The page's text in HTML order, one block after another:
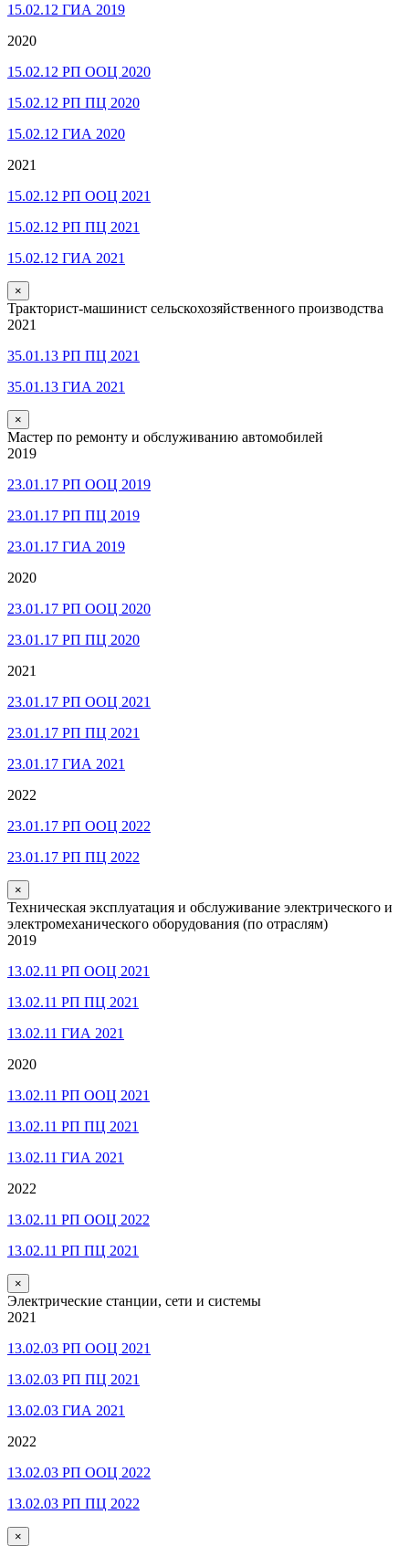
15.02.12 ГИА 2019
2020
15.02.12 РП ООЦ 2020
15.02.12 РП ПЦ 2020
15.02.12 ГИА 2020
2021
15.02.12 РП ООЦ 2021
15.02.12 РП ПЦ 2021
15.02.12 ГИА 2021
×
Тракторист-машинист сельскохозяйственного производства
2021
35.01.13 РП ПЦ 2021
35.01.13 ГИА 2021
×
Мастер по ремонту и обслуживанию автомобилей
2019
23.01.17 РП ООЦ 2019
23.01.17 РП ПЦ 2019
23.01.17 ГИА 2019
2020
23.01.17 РП ООЦ 2020
23.01.17 РП ПЦ 2020
2021
23.01.17 РП ООЦ 2021
23.01.17 РП ПЦ 2021
23.01.17 ГИА 2021
2022
23.01.17 РП ООЦ 2022
23.01.17 РП ПЦ 2022
×
Техническая эксплуатация и обслуживание электрического и
электромеханического оборудования (по отраслям)
2019
13.02.11 РП ООЦ 2021
13.02.11 РП ПЦ 2021
13.02.11 ГИА 2021
2020
13.02.11 РП ООЦ 2021
13.02.11 РП ПЦ 2021
13.02.11 ГИА 2021
2022
13.02.11 РП ООЦ 2022
13.02.11 РП ПЦ 2021
×
Электрические станции, сети и системы
2021
13.02.03 РП ООЦ 2021
13.02.03 РП ПЦ 2021
13.02.03 ГИА 2021
2022
13.02.03 РП ООЦ 2022
13.02.03 РП ПЦ 2022
×